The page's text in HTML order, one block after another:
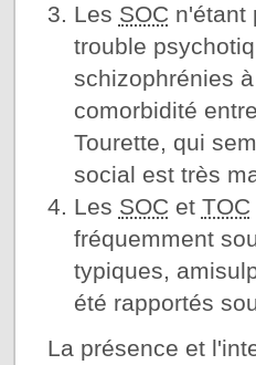
Les SOC n'étant
trouble
schizophrénies
comorbidité
Tourette, qui
social est très
Les SOC et TOC
fréquemment
typiques,
été rapportés
La présence et